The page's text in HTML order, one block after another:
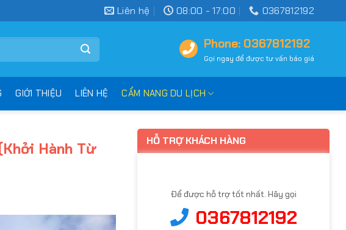
Liên hệ 08:00 - 17:00 0367812192
Phone: 0367812192
Gọi ngay để được tư vấn báo giá
GIỚI THIỆU LIÊN HỆ CẨM NANG DU LỊCH
Hành Từ
HỖ TRỢ KHÁCH HÀNG
Để được hỗ trợ tốt nhất. Hãy gọi
0367812192